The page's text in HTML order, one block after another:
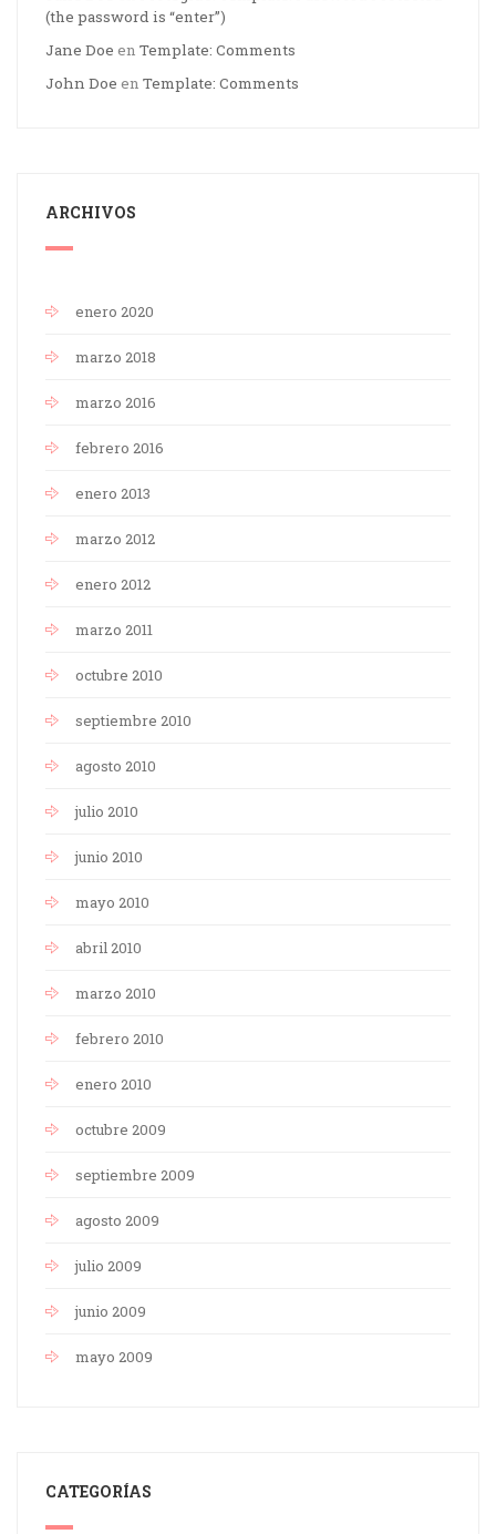
(the password is “enter”)
Jane Doe en Template: Comments
John Doe en Template: Comments
ARCHIVOS
enero 2020
marzo 2018
marzo 2016
febrero 2016
enero 2013
marzo 2012
enero 2012
marzo 2011
octubre 2010
septiembre 2010
agosto 2010
julio 2010
junio 2010
mayo 2010
abril 2010
marzo 2010
febrero 2010
enero 2010
octubre 2009
septiembre 2009
agosto 2009
julio 2009
junio 2009
mayo 2009
CATEGORÍAS